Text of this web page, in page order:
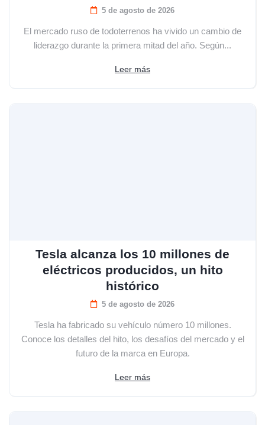
5 de agosto de 2026
El mercado ruso de todoterrenos ha vivido un cambio de
liderazgo durante la primera mitad del año. Según...
Leer más
Tesla alcanza los 10 millones de
eléctricos producidos, un hito
histórico
5 de agosto de 2026
Tesla ha fabricado su vehículo número 10 millones.
Conoce los detalles del hito, los desafíos del mercado y el
futuro de la marca en Europa.
Leer más